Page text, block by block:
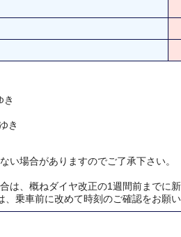
き
き
場合がありますのでご了承下さい。
は、概ねダイヤ改正の1週間前までに
乗車前に改めて時刻のご確認をお願い